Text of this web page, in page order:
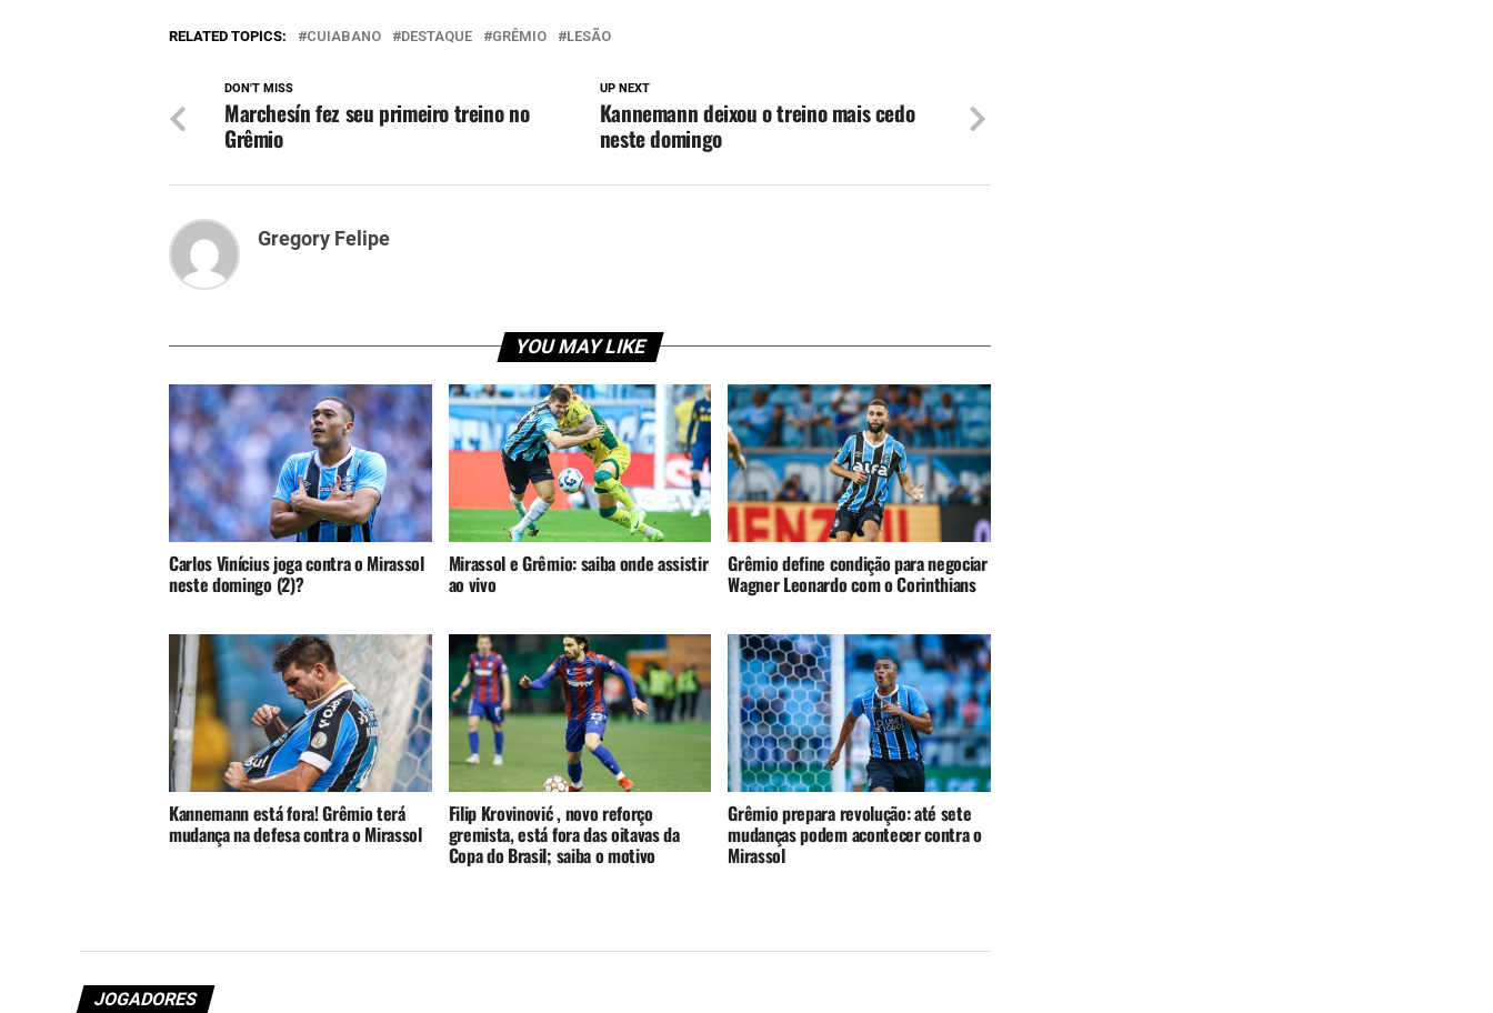
RELATED TOPICS: CUIABANO DESTAQUE GRÊMIO LESÃO
UP NEXT
Kannemann deixou o treino mais cedo
neste domingo
DON'T MISS
Marchesín fez seu primeiro treino no
Grêmio
Gregory Felipe
YOU MAY LIKE
Carlos Vinícius joga contra o Mirassol
neste domingo (2)?
Mirassol e Grêmio: saiba onde assistir
ao vivo
Grêmio define condição para negociar
Wagner Leonardo com o Corinthians
Kannemann está fora! Grêmio terá
mudança na defesa contra o Mirassol
Filip Krovinović , novo reforço
gremista, está fora das oitavas da
Copa do Brasil; saiba o motivo
Grêmio prepara revolução: até sete
mudanças podem acontecer contra o
Mirassol
JOGADORES